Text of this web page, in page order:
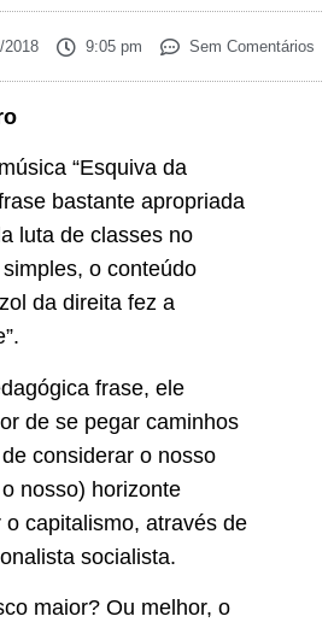
2018 9:05 pm Sem Comentários
“Esquiva da
bastante apropriada
luta de classes no
o conteúdo
da direita fez a
frase, ele
de se pegar caminhos
considerar o nosso
nosso) horizonte
capitalismo, através de
socialista.
maior? Ou melhor, o